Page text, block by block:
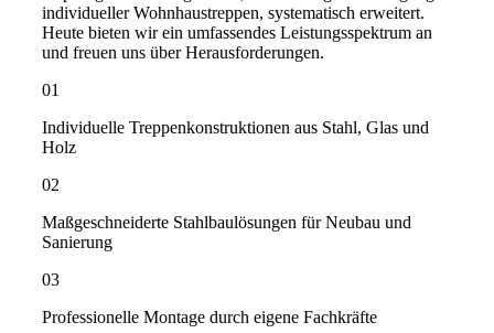
individueller Wohnhaustreppen, systematisch erweitert.
Heute bieten wir ein umfassendes Leistungsspektrum an
und freuen uns über Herausforderungen.
01
Individuelle Treppenkonstruktionen aus Stahl, Glas und
Holz
02
Maßgeschneiderte Stahlbaulösungen für Neubau und
Sanierung
03
Professionelle Montage durch eigene Fachkräfte